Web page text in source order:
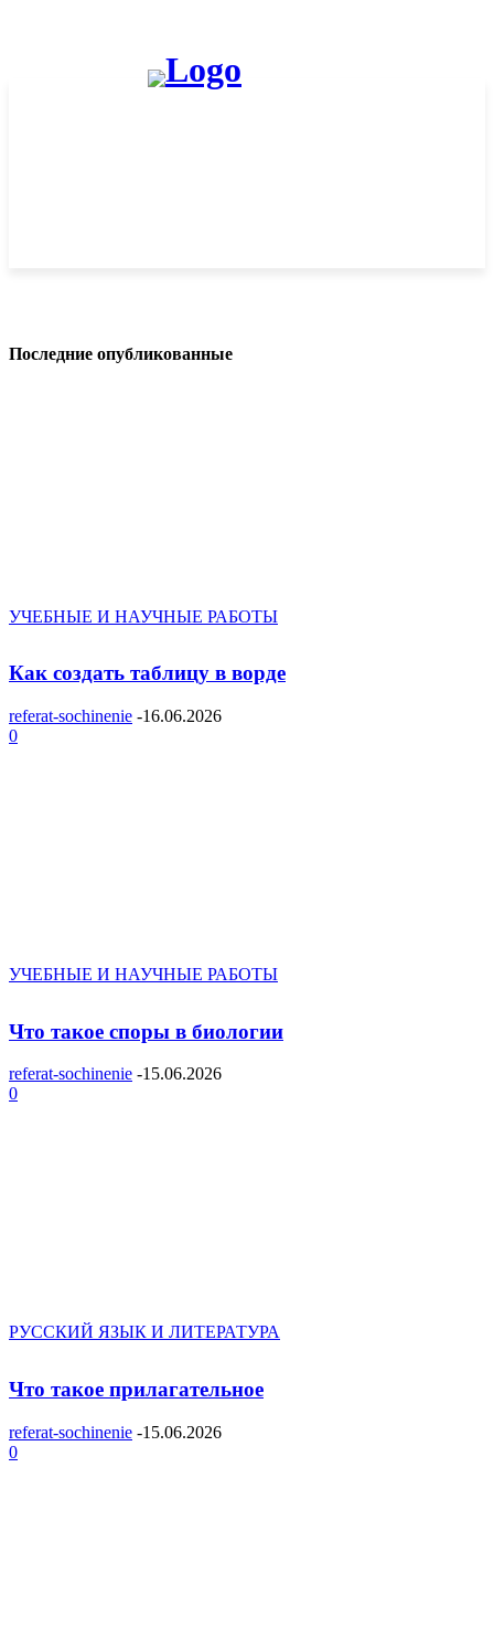
Последние опубликованные
УЧЕБНЫЕ И НАУЧНЫЕ РАБОТЫ
Как создать таблицу в ворде
referat-sochinenie -16.06.2026
0
УЧЕБНЫЕ И НАУЧНЫЕ РАБОТЫ
Что такое споры в биологии
referat-sochinenie -15.06.2026
0
РУССКИЙ ЯЗЫК И ЛИТЕРАТУРА
Что такое прилагательное
referat-sochinenie -15.06.2026
0